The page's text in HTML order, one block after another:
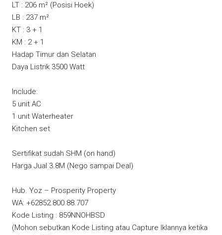
LT : 206 m² (Posisi Hoek)
LB : 237 m²
KT : 3 + 1
KM : 2 + 1
Hadap Timur dan Selatan
Daya Listrik 3500 Watt
Include:
5 unit AC
1 unit Waterheater
Kitchen set
Sertifikat sudah SHM (on hand)
Harga Jual 3.8M (Nego sampai Deal)
Hub. Yoz – Prosperity Property
WA: +62852.800.88.707
Kode Listing : 859NNOHBSD
(Mohon sebutkan Kode Listing atau Capture Iklannya ketika